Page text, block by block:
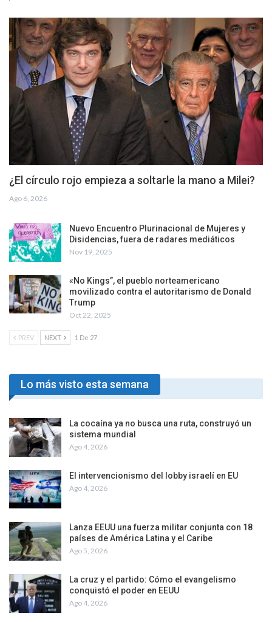
¿El círculo rojo empieza a soltarle la mano a Milei?
Ago 6, 2026
Nuevo Encuentro Plurinacional de Mujeres y
Disidencias, fuera de radares mediáticos
Nov 19, 2025
«No Kings”, el pueblo norteamericano
movilizado contra el autoritarismo de Donald
Trump
Oct 22, 2025
PREV NEXT 1 De 27
Lo más visto esta semana
La cocaína ya no busca una ruta, construyó un
sistema mundial
Ago 4, 2026
El intervencionismo del lobby israelí en EU
Ago 4, 2026
Lanza EEUU una fuerza militar conjunta con 18
países de América Latina y el Caribe
Ago 5, 2026
La cruz y el partido: Cómo el evangelismo
conquistó el poder en EEUU
Ago 4, 2026